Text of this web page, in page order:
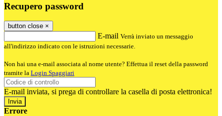
Recupero password
button close ×
E-mail Verrà inviato un messaggio
all'indirizzo indicato con le istruzioni necessarie.
Non hai una e-mail associata al nome utente? Effettua il reset della password
tramite la Login Spaggiari
E-mail inviata, si prega di controllare la casella di posta elettronica!
Errore